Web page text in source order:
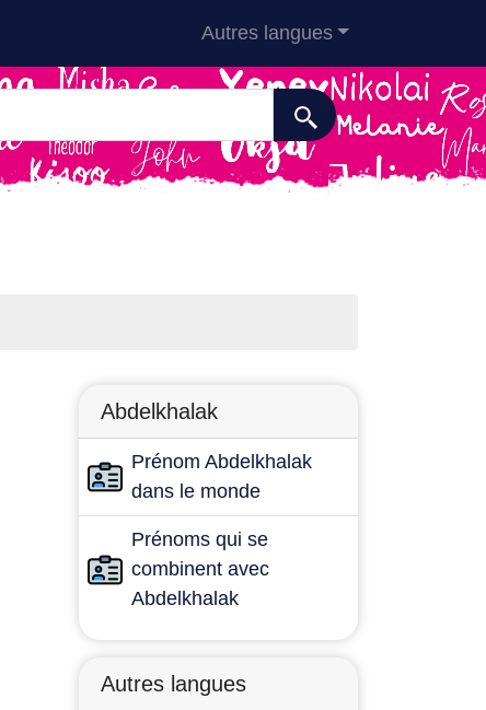
Autres langues
Abdelkhalak
Prénom Abdelkhalak
dans le monde
Prénoms qui se
combinent avec
Abdelkhalak
Autres langues